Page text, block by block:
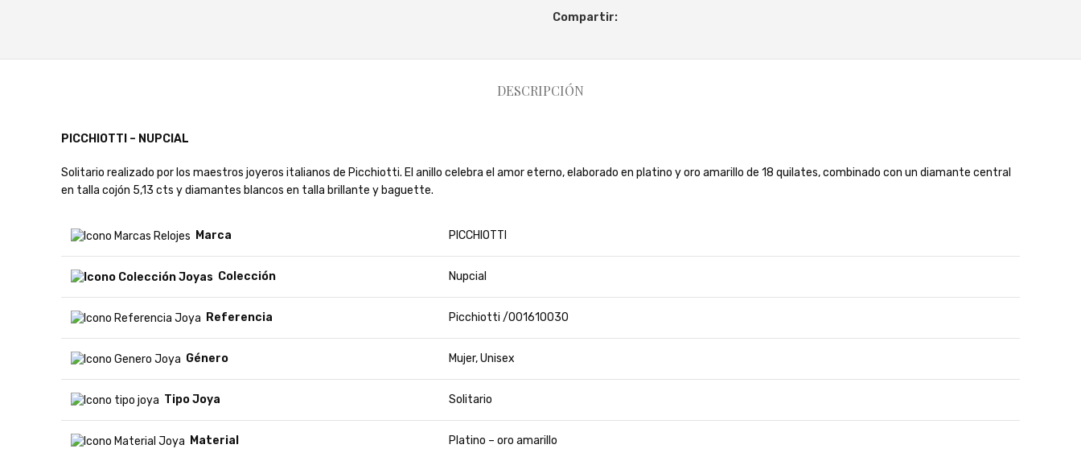
Compartir:
DESCRIPCIÓN
PICCHIOTTI – NUPCIAL
Solitario realizado por los maestros joyeros italianos de Picchiotti. El anillo celebra el amor eterno, elaborado en platino y oro amarillo de 18 quilates, combinado con un diamante central
en talla cojón 5,13 cts y diamantes blancos en talla brillante y baguette.
Marca PICCHIOTTI
Colección Nupcial
Referencia Picchiotti /001610030
Género Mujer, Unisex
Tipo Joya Solitario
Material Platino – oro amarillo